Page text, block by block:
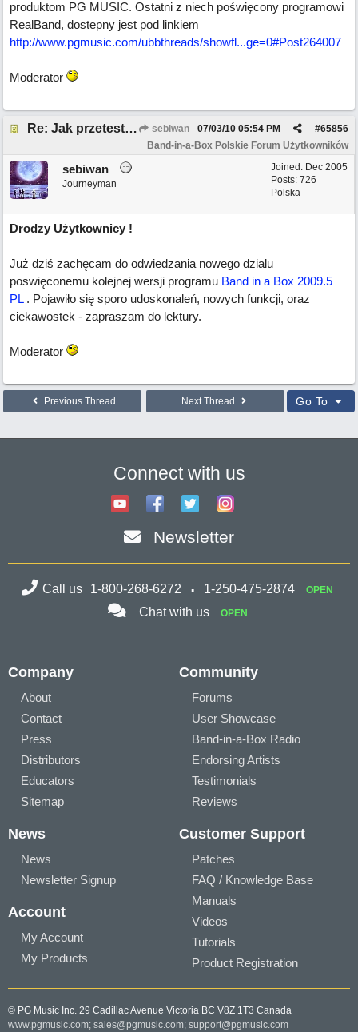
produktom PG MUSIC. Ostatni z niech poświęcony programowi
RealBand, dostepny jest pod linkiem
http://www.pgmusic.com/ubbthreads/showfl...ge=0#Post264007
Moderator
Re: Jak przetestować Band-in-a-box? sebiwan #65856
07/03/10 05:54 PM
Band-in-a-Box Polskie Forum Użytkowników
Joined: Dec 2005
Posts: 726
Polska
sebiwan
Journeyman
Drodzy Użytkownicy !
Już dziś zachęcam do odwiedzania nowego dzialu
poswięconemu kolejnej wersji programu Band in a Box 2009.5
PL. Pojawiło się sporo udoskonaleń, nowych funkcji, oraz
ciekawostek - zapraszam do lektury.
Moderator
Previous Thread Next Thread Go To
Connect with us
Newsletter
Call us 1-800-268-6272 1-250-475-2874 OPEN
Chat with us OPEN
Company
About
Contact
Press
Distributors
Educators
Sitemap
Community
Forums
User Showcase
Band-in-a-Box Radio
Endorsing Artists
Testimonials
Reviews
News
News
Newsletter Signup
Account
My Account
My Products
Customer Support
Patches
FAQ / Knowledge Base
Manuals
Videos
Tutorials
Product Registration
© PG Music Inc. 29 Cadillac Avenue Victoria BC V8Z 1T3 Canada
www.pgmusic.com; sales@pgmusic.com; support@pgmusic.com